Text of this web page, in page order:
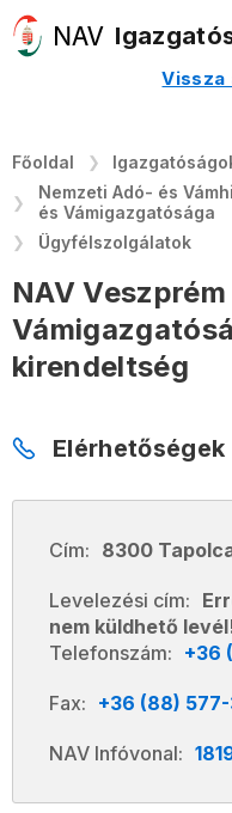
Vissza
Főoldal
Nemzeti Adó- és
és Vámigazgatósága
Ügyfélszolgálatok
NAV
kirendeltség
Elérhetőségek
Cím: 8300
Levelezési cím:
nem küldhető
Telefonszám: +36
Fax: +36 (88) 577-
NAV Infóvonal: